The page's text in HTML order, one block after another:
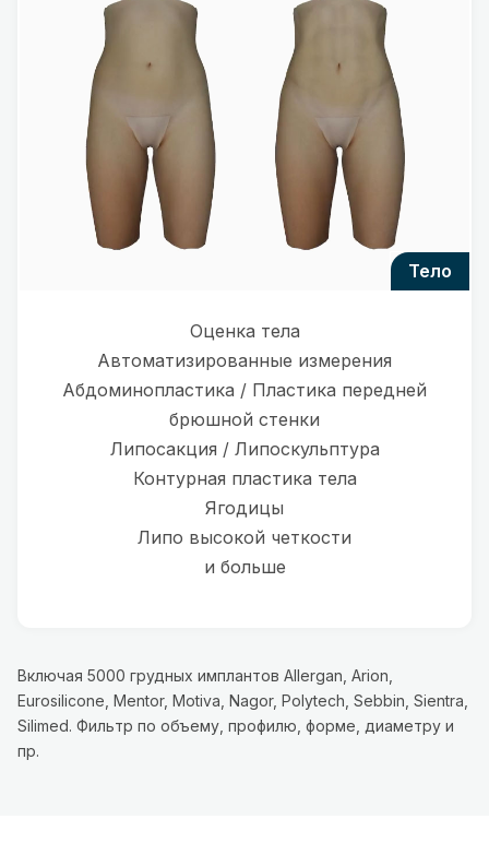
тело
Оценка тела
Автоматизированные измерения
Абдоминопластика / Пластика передней
брюшной стенки
Липосакция / Липоскульптура
Контурная пластика тела
Ягодицы
Липо высокой четкости
и больше
Включая 5000 грудных имплантов Allergan, Arion,
Eurosilicone, Mentor, Motiva, Nagor, Polytech, Sebbin, Sientra,
Silimed. Фильтр по объему, профилю, форме, диаметру и
пр.